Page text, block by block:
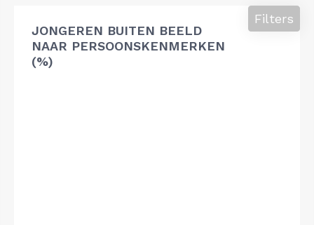
JONGEREN BUITEN BEELD
NAAR PERSOONSKENMERKEN
(%)
Filters